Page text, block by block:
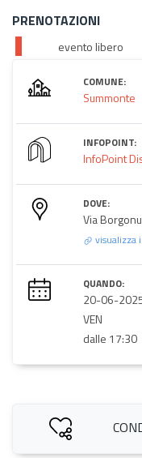
PRENOTAZIONI
evento libero
COMUNE:
Summonte
INFOPOINT:
InfoPoint
DOVE:
Via
visualizza
QUANDO:
20-06-
VEN
dalle 17:30